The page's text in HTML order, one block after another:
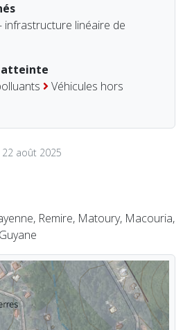
infrastructure linéaire de
Véhicules hors
août 2025
Remire, Matoury, Macouria,